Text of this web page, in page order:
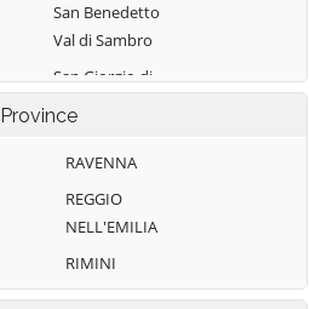
San Benedetto
Val di Sambro
San Giorgio di
Persiceto
San Lazzaro di
Savena
San Pietro in
Casale
Province
RAVENNA
REGGIO
NELL'EMILIA
RIMINI